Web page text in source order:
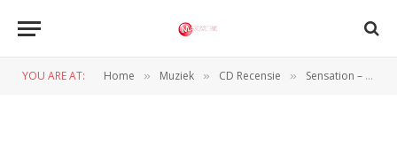
YOU ARE AT: Home » Muziek » CD Recensie » Sensation – Celebrate Life: Amsterdam 2010 (Dvd, Blu-Ray & Cd)